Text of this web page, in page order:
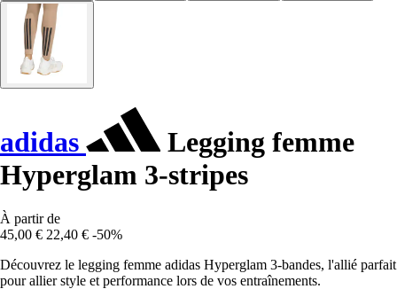
adidas
Legging femme
Hyperglam 3-stripes
À partir de
45,00 € 22,40 € -50%
Découvrez le legging femme adidas Hyperglam 3-bandes, l'allié parfait
pour allier style et performance lors de vos entraînements.